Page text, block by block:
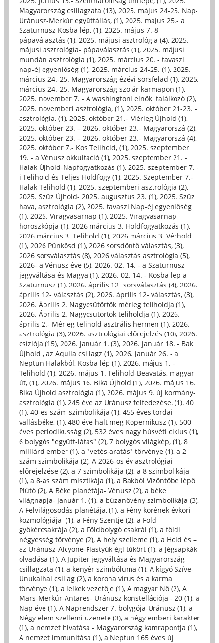
Magyarország csillagzata (13), 2025. május 24-25. Nap-
Uránusz-Merkúr együttállás, (1), 2025. május 25.- a
Szaturnusz Kosba lép, (1), 2025. május 7.-8
pápaválasztás (1), 2025. májusi asztrológia (4), 2025.
májusi asztrológia- pápaválasztás (1), 2025. májusi
mundán asztrológia (1), 2025. március 20. - tavaszi
nap-éj egyenlőség (1), 2025. március 24-25. (1), 2025.
március 24.-25. Magyarország ézévi sorsfelad (1), 2025.
március 24.-25. Magyarország szolár karmapon (1),
2025. november 7. - A washingtoni elnöki találkozó (2),
2025. novemberi asztrológia, (1), 2025. október 21-23. -
asztrológia, (1), 2025. október 21.- Mérleg Újhold (1),
2025. október 23. – 2026. október 23.- Magyarorszá (2),
2025. október 23. – 2026. október 23.- Magyarorszá (4),
2025. október 7.- Kos Telihold, (1), 2025. szeptember
19. - a Vénusz okkultáció (1), 2025. szeptember 21. -
Halak Újhold-Napfogyatkozás (1), 2025. szeptember 7. -
i Telihold és Teljes Holdfogy (1), 2025. Szeptember 7.-
Halak Telihold (1), 2025. szeptemberi asztrológia (2),
2025. Szűz Újhold- 2025. augusztus 23. (1), 2025. Szűz
hava, asztrológia (2), 2025. tavaszi Nap-éj egyenlőség
(1), 2025. Virágvasárnap (1), 2025. Virágvasárnap
horoszkópja (1), 2026 március 3. Holdfogyatkozás (1),
2026 március 3. Telihold (1), 2026 március 3. Vérhold
(1), 2026 Pünkösd (1), 2026 sorsdöntő választás, (3),
2026 sorsválasztás (8), 2026 választás asztrológia (5),
2026- a Vénusz éve (5), 2026. 02. 14. - a Szaturnusz
jegyváltása és Magya (1), 2026. 02. 14. - Kosba lép a
Szaturnusz (1), 2026. április 12- sorsválasztás (4), 2026.
április 12- választás (2), 2026. április 12- választás, (3),
2026. Április 2. Nagycsütörtök mérleg teliholdja (1),
2026. Április 2. Nagycsütörtök teliholdja (1), 2026.
április 2.- Mérleg telihold asztrális hermen (1), 2026.
asztrológia (3), 2026. asztrológiai előrejelzés (10), 2026.
csíziója (15), 2026. január 1. (3), 2026. január 18. - Bak
Újhold , az Aquila csillagz (1), 2026. január 26. - a
Neptun Halakból, Kosba lép (1), 2026. május 1. -
Telihold (1), 2026. május 1. Telihold-Beavatás, magyar
út, (1), 2026. május 16. Bika Újhold (1), 2026. május 16.
Bika Újhold asztrológia (1), 2026. május 9. új kormány-
asztrológia (1), 245 éve az Uránusz felfedezése, (1), 40
(1), 40-es szám szimbolikája (1), 455 éves tordai
vallásbéke, (1), 480 éve halt meg Kopernikusz (1), 500
éves periodikusság (2), 532 éves nagy húsvéti ciklus (1),
6 bolygós "együtt-látás" (2), 7 bolygós világkép, (1), 8
milliárd ember (1), a "vetés-aratás" törvénye (1), a 2
szám szimbolikája (2), A 2026-os év asztrológiai
előrejelzése (2), a 7 szimbolikája (2), a 8 szimbolikája
(1), a 8-as szám misztikája (1), a Bakból Vízöntőbe lépő
Plútó (2), A Béke planétája- Vénusz (2), a béke
világnapja- január 1. (1), a búzanövény szimbolikája (3),
A Felvilágosodás planétája, (1), a Fény körének évköri
kozmológiája (1), a Fény Szentje (2), a Föld
gyökércsakrája (2), a Földbolygó csakrái (1), a földi
négyesség törvénye (2), A hely szelleme (1), a Hold és –
az Uránusz-Alcyone-Fiastyúk égi tükört (1), a Jégsapkák
olvadása (1), A Jupiter jegyváltása és Magyarország
csillagzata (1), a kenyér szimbóluma (1), A kígyó Szíve-
Unukalhai csillag (2), a korona vírus és a karma
törvénye (1), a lelkek vezetője (1), A magyar Nő (2), A
Mars-Merkúr-Antares- Uránusz konstellációja - 20 (1), a
Nap éve (1), A Naprendszer 7. bolygója-Uránusz (1), a
Négy elem szellemi üzenete (3), a négy emberi karakter
(1), a nemzet hivatása - Magyarország kamrapontja (1),
A nemzet immunitása (1), a Neptun 165 éves új